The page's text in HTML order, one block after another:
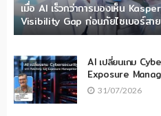
เมื่อ AI เร็วกว่าการมองเห็น
Visibility Gap ก่อนภัยไซเบอร์สา
AI เปลี่ยนเกม
Exposure
31/07/2026